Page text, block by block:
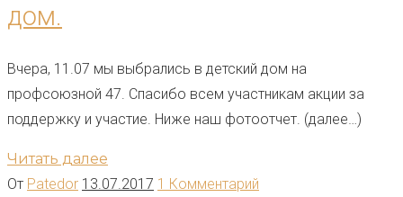
дом.
Вчера, 11.07 мы выбрались в детский дом на
профсоюзной 47. Спасибо всем участникам акции за
поддержку и участие. Ниже наш фотоотчет. (далее…)
Читать далее
От Patedor 13.07.2017 1 Комментарий